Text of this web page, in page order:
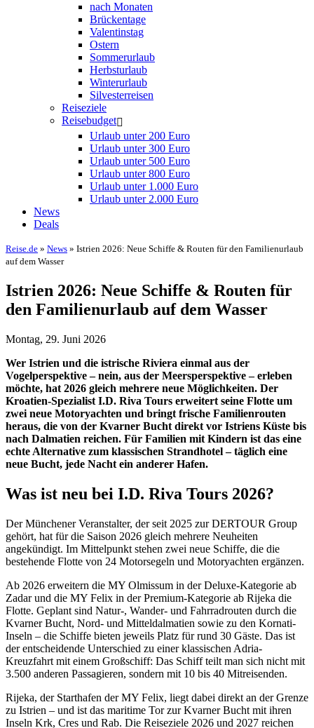
nach Monaten
Brückentage
Valentinstag
Ostern
Sommerurlaub
Herbsturlaub
Winterurlaub
Silvesterreisen
Reiseziele
Reisebudget
Urlaub unter 200 Euro
Urlaub unter 300 Euro
Urlaub unter 500 Euro
Urlaub unter 800 Euro
Urlaub unter 1.000 Euro
Urlaub unter 2.000 Euro
News
Deals
Reise.de » News » Istrien 2026: Neue Schiffe & Routen für den Familienurlaub
auf dem Wasser
Istrien 2026: Neue Schiffe & Routen für
den Familienurlaub auf dem Wasser
Montag, 29. Juni 2026
Wer Istrien und die istrische Riviera einmal aus der
Vogelperspektive – nein, aus der Meersperspektive – erleben
möchte, hat 2026 gleich mehrere neue Möglichkeiten. Der
Kroatien-Spezialist I.D. Riva Tours erweitert seine Flotte um
zwei neue Motoryachten und bringt frische Familienrouten
heraus, die von der Kvarner Bucht direkt vor Istriens Küste bis
nach Dalmatien reichen. Für Familien mit Kindern ist das eine
echte Alternative zum klassischen Strandhotel – täglich eine
neue Bucht, jede Nacht ein anderer Hafen.
Was ist neu bei I.D. Riva Tours 2026?
Der Münchener Veranstalter, der seit 2025 zur DERTOUR Group
gehört, hat für die Saison 2026 gleich mehrere Neuheiten
angekündigt. Im Mittelpunkt stehen zwei neue Schiffe, die die
bestehende Flotte von 24 Motorsegeln und Motoryachten ergänzen.
Ab 2026 erweitern die MY Olmissum in der Deluxe-Kategorie ab
Zadar und die MY Felix in der Premium-Kategorie ab Rijeka die
Flotte. Geplant sind Natur-, Wander- und Fahrradrouten durch die
Kvarner Bucht, Nord- und Mitteldalmatien sowie zu den Kornati-
Inseln – die Schiffe bieten jeweils Platz für rund 30 Gäste. Das ist
der entscheidende Unterschied zu einer klassischen Adria-
Kreuzfahrt mit einem Großschiff: Das Schiff teilt man sich nicht mit
3.500 anderen Passagieren, sondern mit 10 bis 40 Mitreisenden.
Rijeka, der Starthafen der MY Felix, liegt dabei direkt an der Grenze
zu Istrien – und ist das maritime Tor zur Kvarner Bucht mit ihren
Inseln Krk, Cres und Rab. Die Reiseziele 2026 und 2027 reichen